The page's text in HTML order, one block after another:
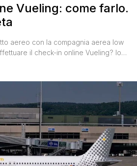
Vueling: come farlo.
aereo con la compagnia aerea low
il check-in online Vueling? Io
il quale si ottiene la carta d'imbarco,
per [']